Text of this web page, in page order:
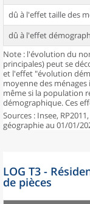
dû à l'effet taille des
dû à l'effet
Note : l'évolution du
principales) peut se
et l'effet "évolution
moyenne des
même si la population
démographique. Ces
Sources : Insee,
géographie au 01/01/
LOG T3 -
de pièces